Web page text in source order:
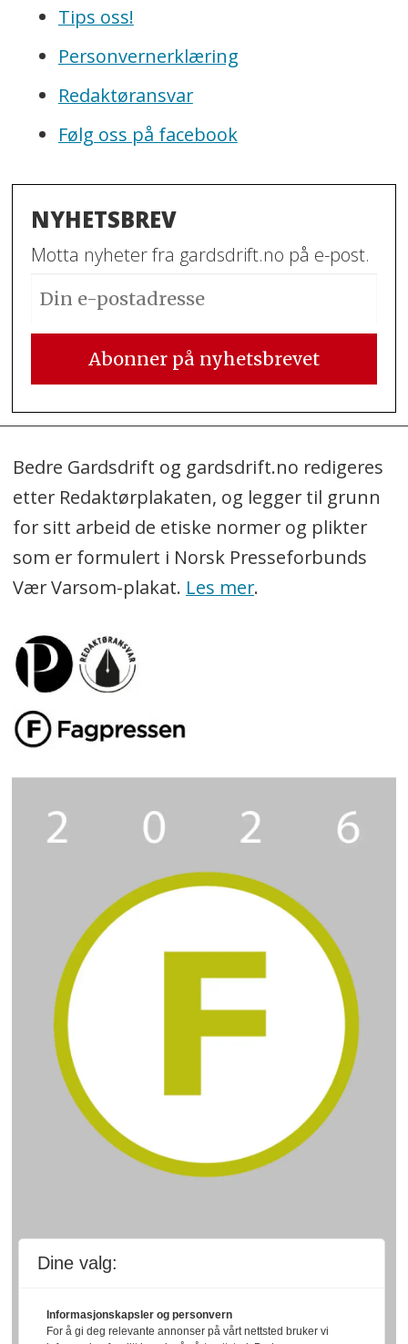
Tips oss!
Personvernerklæring
Redaktøransvar
Følg oss på facebook
NYHETSBREV
Motta nyheter fra gardsdrift.no på e-post.
Bedre Gardsdrift og gardsdrift.no redigeres
etter Redaktørplakaten, og legger til grunn
for sitt arbeid de etiske normer og plikter
som er formulert i Norsk Presseforbunds
Vær Varsom-plakat. Les mer.
Dine valg:
Informasjonskapsler og personvern
For å gi deg relevante annonser på vårt nettsted bruker vi